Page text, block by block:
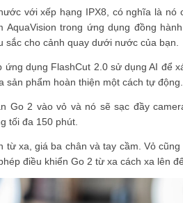
với xếp hạng IPX8, có nghĩa là
trong ứng dụng đồng
cho cảnh quay dưới nước của bạn.
dụng FlashCut 2.0 sử dụng AI để
phẩm hoàn thiện một cách tự động.
Go 2 vào vỏ và nó sẽ sạc đầy
tối đa 150 phút.
từ xa, giá ba chân và tay cầm. Vỏ
điều khiển Go 2 từ xa cách xa lên